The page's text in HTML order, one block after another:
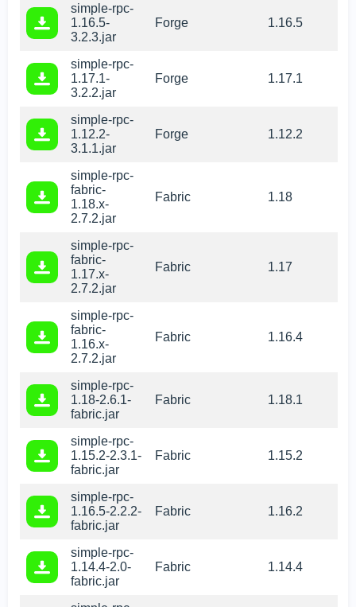
simple-rpc-
1.16.5-
3.2.3.jar
Forge 1.16.5
simple-rpc-
1.17.1-
3.2.2.jar
Forge 1.17.1
simple-rpc-
1.12.2-
3.1.1.jar
Forge 1.12.2
simple-rpc-
fabric-
1.18.x-
2.7.2.jar
Fabric 1.18
simple-rpc-
fabric-
1.17.x-
2.7.2.jar
Fabric 1.17
simple-rpc-
fabric-
1.16.x-
2.7.2.jar
Fabric 1.16.4
simple-rpc-
1.18-2.6.1-
fabric.jar
Fabric 1.18.1
simple-rpc-
1.15.2-2.3.1-
fabric.jar
Fabric 1.15.2
simple-rpc-
1.16.5-2.2.2-
fabric.jar
Fabric 1.16.2
simple-rpc-
1.14.4-2.0-
fabric.jar
Fabric 1.14.4